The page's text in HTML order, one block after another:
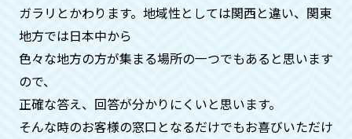
合同供養の際も、別料金になりますがお
写真、動画の手配も可能です。
供養が済んだという証明はしていた
だけますか？
ガラリとかわります。地域性としては関⻄と違い、関東
地方では日本中から
色々な地方の方が集まる場所の一つでもあると思います
ので、
正確な答え、回答が分かりにくいと思います。
そんな時のお客様の窓口となるだけでもお喜びいただけ